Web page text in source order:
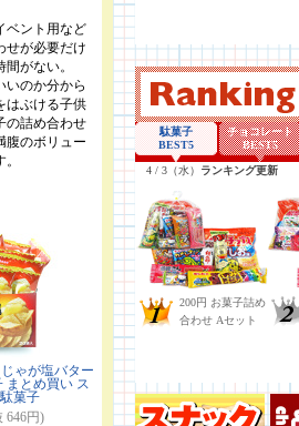
ベント用など
せが必要だけ
がない。
いのか分から
はぶける子供
の詰め合わせ
腹のボリュー
ゃが塩バター
まとめ買い ス
菓子
646円)